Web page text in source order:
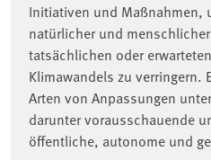
Initiativen und Maßnahmen,
natürlicher und
tatsächlichen oder
Klimawandels zu verringern.
Arten von Anpassungen
darunter vorausschauende
öffentliche, autonome und